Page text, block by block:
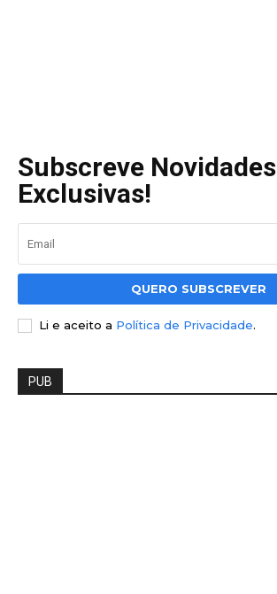
Subscreve Novidades
Exclusivas!
QUERO SUBSCREVER
Li e aceito a Política de Privacidade.
PUB